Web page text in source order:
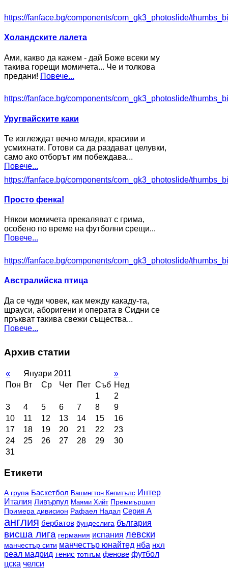
https://fanface.bg/components/com_gk3_photoslide/
Холандските лалета
Ами, какво да кажем - дай Боже всеки му
такива горещи момичета... Че и толкова
предани! Повече...
https://fanface.bg/components/com_gk3_photoslide/
Уругвайските каки
Те изглеждат вечно млади, красиви и
усмихнати. Готови са да раздават целувки,
само ако отборът им побеждава...
Повече...
https://fanface.bg/components/com_gk3_photoslide/
Просто фенка!
Някои момичета прекаляват с грима,
особено по време на футболни срещи...
Повече...
https://fanface.bg/components/com_gk3_photoslide/
Австралийска птица
Да се чуди човек, как между какаду-та,
щрауси, аборигени и операта в Сидни се
пръкват такива свежи същества...
Повече...
Архив статии
« Януари 2011
»
Пон Вт Ср Чет Пет Съб Нед
1
2
3
4 5 6 7 8
9
10
11 12 13 14 15
16
17
18 19 20 21 22
23
24
25 26 27 28 29
30
31
Етикети
А група Баскетбол Вашингтон Кепитълс Интер
Италия Ливърпул Маями Хийт Премиършип
Примера дивисион Рафаел Надал Серия А
англия бербатов бундеслига българия
висша лига германия испания левски
манчестър сити манчестър юнайтед нба нхл
реал мадрид тенис тотнъм фенове футбол
цска челси